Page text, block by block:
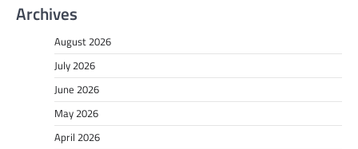
Archives
August 2026
July 2026
June 2026
May 2026
April 2026